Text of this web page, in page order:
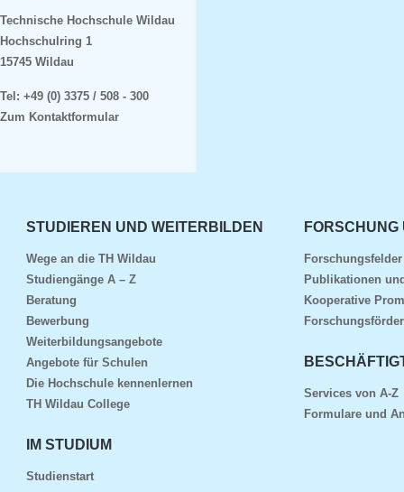
Technische Hochschule Wildau
Hochschulring 1
15745 Wildau
Tel: +49 (0) 3375 / 508 - 300
Zum Kontaktformular
STUDIEREN UND WEITERBILDEN
Wege an die TH Wildau
Studiengänge A – Z
Beratung
Bewerbung
Weiterbildungsangebote
Angebote für Schulen
Die Hochschule kennenlernen
TH Wildau College
IM STUDIUM
Studienstart
Publikationen
Kooperative
Services von A-Z
Formulare und